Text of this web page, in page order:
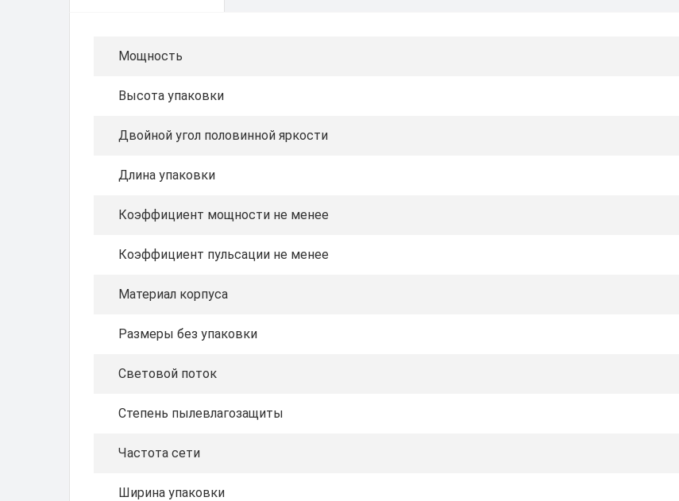
Мощность
Высота упаковки
Двойной угол половинной яркости
Длина упаковки
Коэффициент мощности не менее
Коэффициент пульсации не менее
Материал корпуса
Размеры без упаковки
Световой поток
Степень пылевлагозащиты
Частота сети
Ширина упаковки